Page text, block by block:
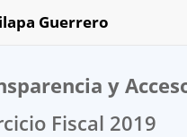
Guerrero
y
Fiscal 2019